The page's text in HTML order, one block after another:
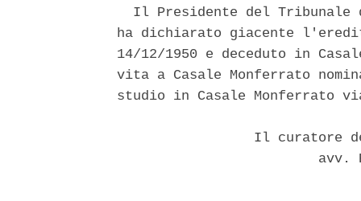
Il Presidente del Tribunale
ha dichiarato giacente
14/12/1950 e deceduto in
vita a Casale Monferrato
studio in Casale Monferrato
Il curatore